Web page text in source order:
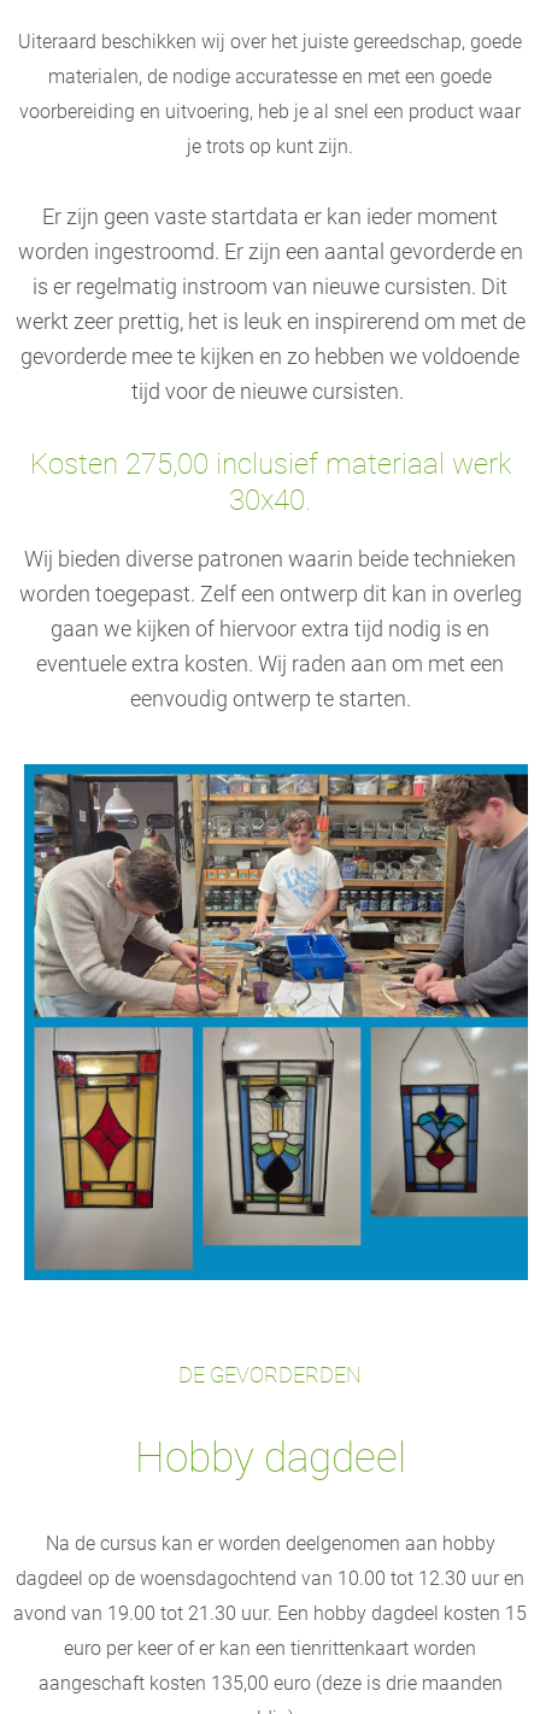
Uiteraard beschikken wij over het juiste gereedschap, goede
materialen, de nodige accuratesse en met een goede
voorbereiding en uitvoering, heb je al snel een product waar
je trots op kunt zijn.
Er zijn geen vaste startdata er kan ieder moment
worden ingestroomd. Er zijn een aantal gevorderde en
is er regelmatig instroom van nieuwe cursisten. Dit
werkt zeer prettig, het is leuk en inspirerend om met de
gevorderde mee te kijken en zo hebben we voldoende
tijd voor de nieuwe cursisten.
Kosten 275,00 inclusief materiaal werk
30x40.
Wij bieden diverse patronen waarin beide technieken
worden toegepast. Zelf een ontwerp dit kan in overleg
gaan we kijken of hiervoor extra tijd nodig is en
eventuele extra kosten. Wij raden aan om met een
eenvoudig ontwerp te starten.
DE GEVORDERDEN
Hobby dagdeel
Na de cursus kan er worden deelgenomen aan hobby
dagdeel op de woensdagochtend van 10.00 tot 12.30 uur en
avond van 19.00 tot 21.30 uur. Een hobby dagdeel kosten 15
euro per keer of er kan een tienrittenkaart worden
aangeschaft kosten 135,00 euro (deze is drie maanden